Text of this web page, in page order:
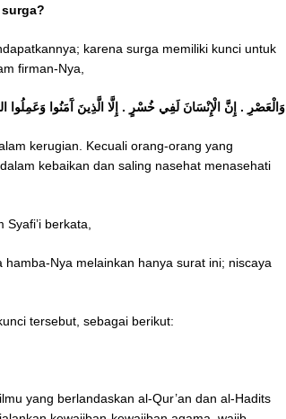
karena surga memiliki kunci untuk
firman-Nya,
وَالْعَصْرِ . إِنَّ الْإِنْسَانَ لَفِي خُسْرٍ . إِلَّا الَّذِينَ آَمَنُوا وَعَمِلُوا
kerugian. Kecuali orang-orang yang
kebaikan dan saling nasehat menasehati
berkata,
Nya melainkan hanya surat ini; niscaya
tersebut, sebagai berikut:
yang berlandaskan al-Qur’an dan al-Hadits